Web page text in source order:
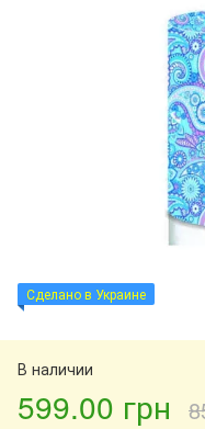
Сделано в Украине
В наличии
599.00 грн